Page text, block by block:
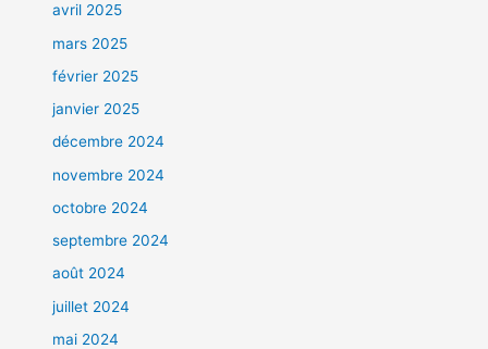
avril 2025
mars 2025
février 2025
janvier 2025
décembre 2024
novembre 2024
octobre 2024
septembre 2024
août 2024
juillet 2024
mai 2024